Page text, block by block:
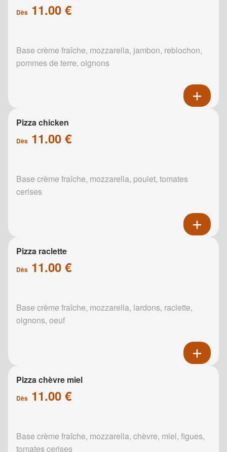
Dès 11.00 €
Base crème fraîche, mozzarella, jambon, reblochon,
pommes de terre, oignons
Pizza chicken
Dès 11.00 €
Base crème fraîche, mozzarella, poulet, tomates
cerises
Pizza raclette
Dès 11.00 €
Base crème fraîche, mozzarella, lardons, raclette,
oignons, oeuf
Pizza chèvre miel
Dès 11.00 €
Base crème fraîche, mozzarella, chèvre, miel, figues,
tomates cerises